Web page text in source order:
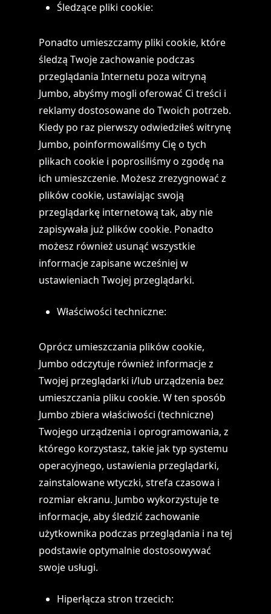
Śledzące pliki cookie:
Ponadto umieszczamy pliki cookie, które
śledzą Twoje zachowanie podczas
przeglądania Internetu poza witryną
Jumbo, abyśmy mogli oferować Ci treści i
reklamy dostosowane do Twoich potrzeb.
Kiedy po raz pierwszy odwiedziłeś witrynę
Jumbo, poinformowaliśmy Cię o tych
plikach cookie i poprosiliśmy o zgodę na
ich umieszczenie. Możesz zrezygnować z
plików cookie, ustawiając swoją
przeglądarkę internetową tak, aby nie
zapisywała już plików cookie. Ponadto
możesz również usunąć wszystkie
informacje zapisane wcześniej w
ustawieniach Twojej przeglądarki.
Właściwości techniczne:
Oprócz umieszczania plików cookie,
Jumbo odczytuje również informacje z
Twojej przeglądarki i/lub urządzenia bez
umieszczania pliku cookie. W ten sposób
Jumbo zbiera właściwości (techniczne)
Twojego urządzenia i oprogramowania, z
którego korzystasz, takie jak typ systemu
operacyjnego, ustawienia przeglądarki,
zainstalowane wtyczki, strefa czasowa i
rozmiar ekranu. Jumbo wykorzystuje te
informacje, aby śledzić zachowanie
użytkownika podczas przeglądania i na tej
podstawie optymalnie dostosowywać
swoje usługi.
Hiperłącza stron trzecich: